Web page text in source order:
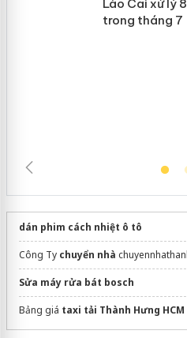
dán phim cách nhiệt ô tô
Công Ty chuyển nhà
Sửa máy rửa bát bosch
Bảng giá taxi tải Thành Hưng HCM